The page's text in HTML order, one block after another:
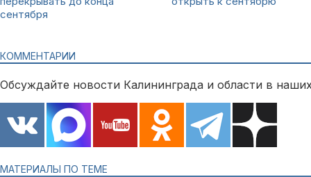
сентября
КОММЕНТАРИИ
Обсуждайте новости Калининграда и области в
МАТЕРИАЛЫ ПО ТЕМЕ